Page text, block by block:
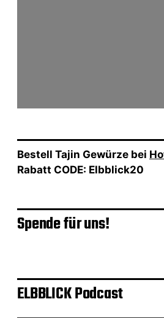
Bestell Tajin Gewürze bei
Rabatt CODE: Elbblick20
Spende für uns!
ELBBLICK Podcast